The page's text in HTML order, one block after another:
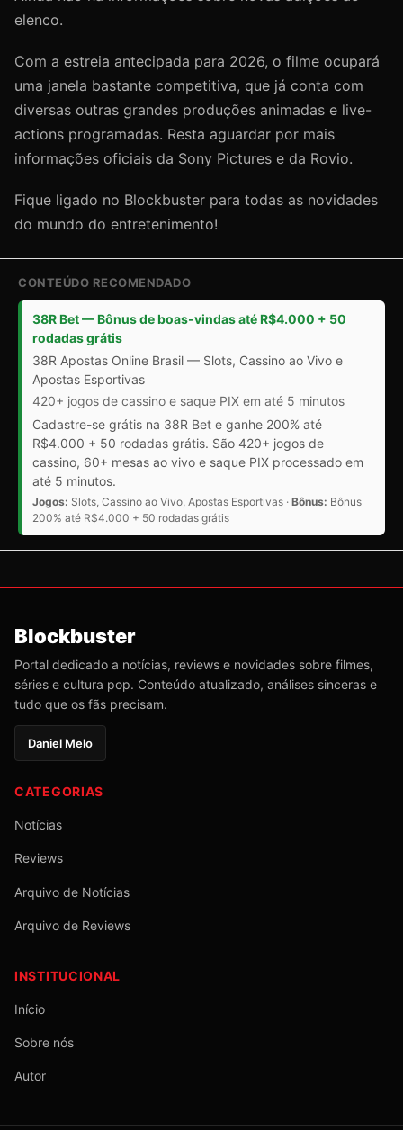
elenco.
Com a estreia antecipada para 2026, o filme ocupará
uma janela bastante competitiva, que já conta com
diversas outras grandes produções animadas e live-
actions programadas. Resta aguardar por mais
informações oficiais da Sony Pictures e da Rovio.
Fique ligado no Blockbuster para todas as novidades
do mundo do entretenimento!
CONTEÚDO RECOMENDADO
38R Bet — Bônus de boas-vindas até R$4.000 + 50
rodadas grátis
38R Apostas Online Brasil — Slots, Cassino ao Vivo e
Apostas Esportivas
420+ jogos de cassino e saque PIX em até 5 minutos
Cadastre-se grátis na 38R Bet e ganhe 200% até
R$4.000 + 50 rodadas grátis. São 420+ jogos de
cassino, 60+ mesas ao vivo e saque PIX processado em
até 5 minutos.
Jogos: Slots, Cassino ao Vivo, Apostas Esportivas · Bônus: Bônus
200% até R$4.000 + 50 rodadas grátis
Blockbuster
Portal dedicado a notícias, reviews e novidades sobre filmes,
séries e cultura pop. Conteúdo atualizado, análises sinceras e
tudo que os fãs precisam.
Daniel Melo
CATEGORIAS
Notícias
Reviews
Arquivo de Notícias
Arquivo de Reviews
INSTITUCIONAL
Início
Sobre nós
Autor